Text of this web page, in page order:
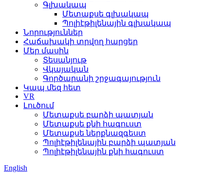
Գլխակապ
Մետաքսե գլխակապ
Պոլիէթիլենային գլխակապ
Նորություններ
Հաճախակի տրվող հարցեր
Մեր մասին
Տեսանյութ
Վկայական
Գործարանի շրջագայություն
Կապ մեզ հետ
VR
Լուծում
Մետաքսե բարձի պատյան
Մետաքսե քնի հագուստ
Մետաքսե ներքնազգեստ
Պոլիէթիլենային բարձի պատյան
Պոլիէթիլենային քնի հագուստ
English